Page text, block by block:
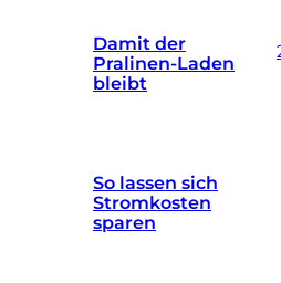
Damit der
Pralinen-Laden
bleibt
So lassen sich
Stromkosten
sparen